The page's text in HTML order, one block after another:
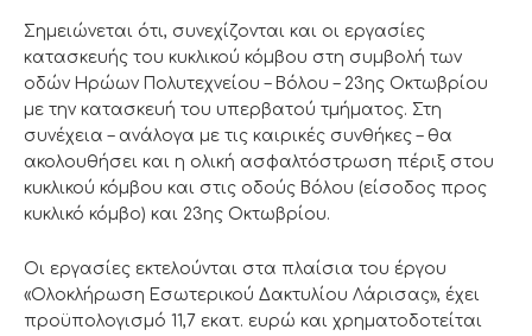
Σημειώνεται ότι, συνεχίζονται και οι εργασίες
κατασκευής του κυκλικού κόμβου στη συμβολή των
οδών Ηρώων Πολυτεχνείου – Βόλου – 23ης Οκτωβρίου
με την κατασκευή του υπερβατού τμήματος. Στη
συνέχεια – ανάλογα με τις καιρικές συνθήκες – θα
ακολουθήσει και η ολική ασφαλτόστρωση πέριξ στου
κυκλικού κόμβου και στις οδούς Βόλου (είσοδος προς
κυκλικό κόμβο) και 23ης Οκτωβρίου.
Οι εργασίες εκτελούνται στα πλαίσια του έργου
«Ολοκλήρωση Εσωτερικού Δακτυλίου Λάρισας», έχει
προϋπολογισμό 11,7 εκατ. ευρώ και χρηματοδοτείται